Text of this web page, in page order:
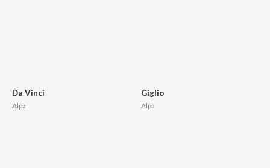
Da Vinci
Alpa
Giglio
Alpa